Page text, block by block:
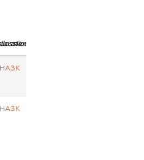
dossier.declarations.source
НАЗК
НАЗК